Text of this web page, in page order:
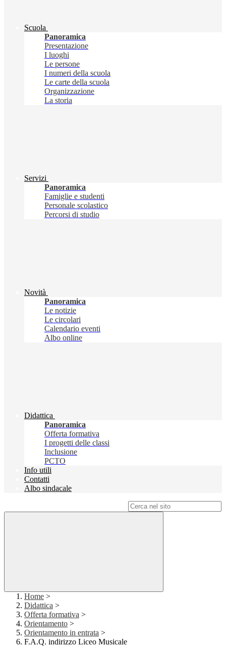
Scuola
Panoramica
Presentazione
I luoghi
Le persone
I numeri della scuola
Le carte della scuola
Organizzazione
La storia
Servizi
Panoramica
Famiglie e studenti
Personale scolastico
Percorsi di studio
Novità
Panoramica
Le notizie
Le circolari
Calendario eventi
Albo online
Didattica
Panoramica
Offerta formativa
I progetti delle classi
Inclusione
PCTO
Info utili
Contatti
Albo sindacale
Home >
Didattica >
Offerta formativa >
Orientamento >
Orientamento in entrata >
F.A.Q. indirizzo Liceo Musicale